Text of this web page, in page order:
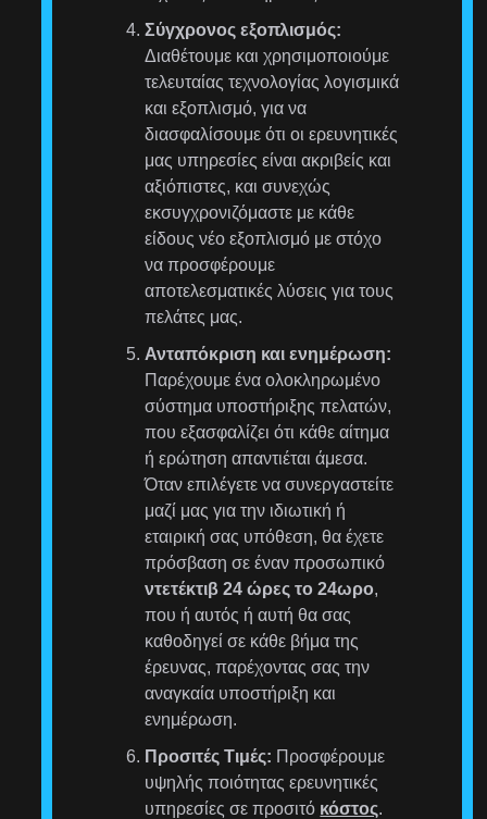
Σύγχρονος εξοπλισμός:
Διαθέτουμε και χρησιμοποιούμε
τελευταίας τεχνολογίας λογισμικά
και εξοπλισμό, για να
διασφαλίσουμε ότι οι ερευνητικές
μας υπηρεσίες είναι ακριβείς και
αξιόπιστες, και συνεχώς
εκσυγχρονιζόμαστε με κάθε
είδους νέο εξοπλισμό με στόχο
να προσφέρουμε
αποτελεσματικές λύσεις για τους
πελάτες μας.
Ανταπόκριση και ενημέρωση:
Παρέχουμε ένα ολοκληρωμένο
σύστημα υποστήριξης πελατών,
που εξασφαλίζει ότι κάθε αίτημα
ή ερώτηση απαντιέται άμεσα.
Όταν επιλέγετε να συνεργαστείτε
μαζί μας για την ιδιωτική ή
εταιρική σας υπόθεση, θα έχετε
πρόσβαση σε έναν προσωπικό
ντετέκτιβ 24 ώρες το 24ωρο,
που ή αυτός ή αυτή θα σας
καθοδηγεί σε κάθε βήμα της
έρευνας, παρέχοντας σας την
αναγκαία υποστήριξη και
ενημέρωση.
Προσιτές Τιμές: Προσφέρουμε
υψηλής ποιότητας ερευνητικές
υπηρεσίες σε προσιτό κόστος.